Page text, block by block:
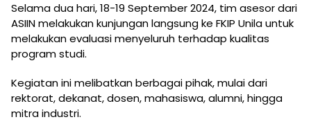
Selama dua hari, 18-19 September 2024, tim asesor dari
ASIIN melakukan kunjungan langsung ke FKIP Unila untuk
melakukan evaluasi menyeluruh terhadap kualitas
program studi.
Kegiatan ini melibatkan berbagai pihak, mulai dari
rektorat, dekanat, dosen, mahasiswa, alumni, hingga
mitra industri.